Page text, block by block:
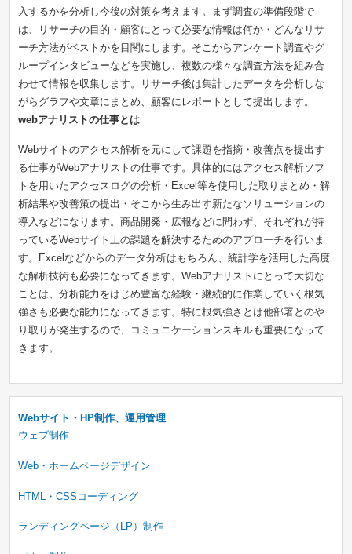
入するかを分析し今後の対策を考えます。まず調査の準備段階で
は、リサーチの目的・顧客にとって必要な情報は何か・どんなリサ
ーチ方法がベストかを目閣にします。そこからアンケート調査やグ
ループインタビューなどを実施し、複数の様々な調査方法を組み合
わせて情報を収集します。リサーチ後は集計したデータを分析しな
がらグラフや文章にまとめ、顧客にレポートとして提出します。
webアナリストの仕事とは
Webサイトのアクセス解析を元にして課題を指摘・改善点を提出す
る仕事がWebアナリストの仕事です。具体的にはアクセス解析ソフ
トを用いたアクセスログの分析・Excel等を使用した取りまとめ・解
析結果や改善策の提出・そこから生み出す新たなソリューションの
導入などになります。商品開発・広報などに問わず、それぞれが持
っているWebサイト上の課題を解決するためのアプローチを行いま
す。Excelなどからのデータ分析はもちろん、統計学を活用した高度
な解析技術も必要になってきます。Webアナリストにとって大切な
ことは、分析能力をはじめ豊富な経験・継続的に作業していく根気
強さも必要な能力になってきます。特に根気強さとは他部署とのや
り取りが発生するので、コミュニケーションスキルも重要になって
きます。
Webサイト・HP制作、運用管理
ウェブ制作
Web・ホームページデザイン
HTML・CSSコーディング
ランディングページ（LP）制作